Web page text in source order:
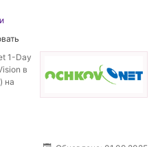
1-Day
в
на